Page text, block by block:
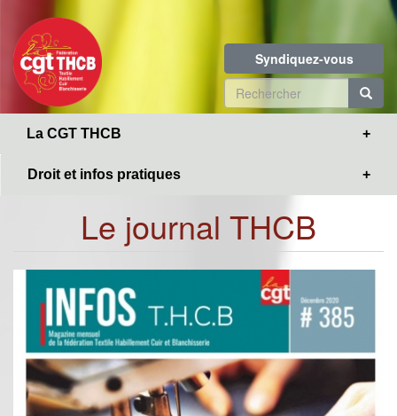
contenu
principal
Syndiquez-vous
Formulaire
de
La CGT THCB
Droit et infos pratiques
Le journal THCB